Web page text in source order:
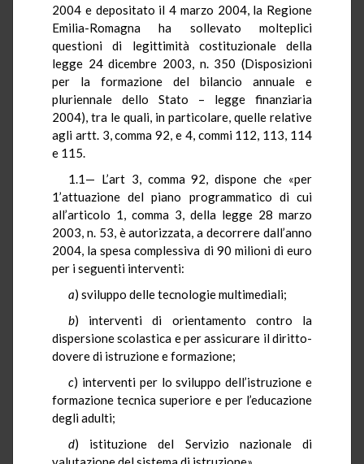
2004 e depositato il 4 marzo 2004, la Regione
Emilia-Romagna ha sollevato molteplici
questioni di legittimità costituzionale della
legge 24 dicembre 2003, n. 350 (Disposizioni
per la formazione del bilancio annuale e
pluriennale dello Stato – legge finanziaria
2004), tra le quali, in particolare, quelle relative
agli artt. 3, comma 92, e 4, commi 112, 113, 114
e 115.
1.1— L’art 3, comma 92, dispone che «per
1’attuazione del piano programmatico di cui
all’articolo 1, comma 3, della legge 28 marzo
2003, n. 53, è autorizzata, a decorrere dall’anno
2004, la spesa complessiva di 90 milioni di euro
per i seguenti interventi:
a) sviluppo delle tecnologie multimediali;
b) interventi di orientamento contro la
dispersione scolastica e per assicurare il diritto-
dovere di istruzione e formazione;
c) interventi per lo sviluppo dell’istruzione e
formazione tecnica superiore e per l’educazione
degli adulti;
d) istituzione del Servizio nazionale di